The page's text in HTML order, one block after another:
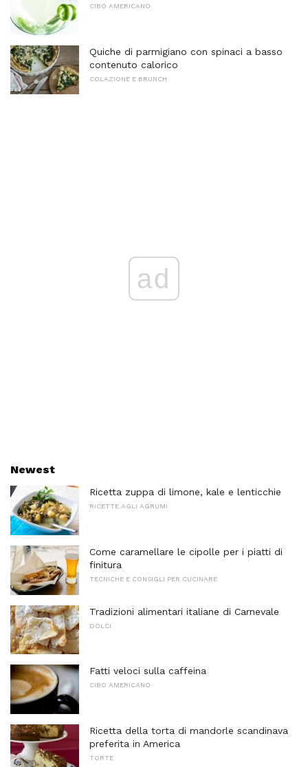
CIBO AMERICANO
Quiche di parmigiano con spinaci a basso
contenuto calorico
COLAZIONE E BRUNCH
ad
Newest
Ricetta zuppa di limone, kale e lenticchie
RICETTE AGLI AGRUMI
Come caramellare le cipolle per i piatti di
finitura
TECNICHE E CONSIGLI PER CUCINARE
Tradizioni alimentari italiane di Carnevale
DOLCI
Fatti veloci sulla caffeina
CIBO AMERICANO
Ricetta della torta di mandorle scandinava
preferita in America
TORTE